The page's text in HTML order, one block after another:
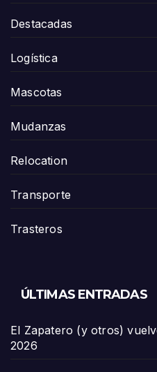
Destacadas
Logística
Mascotas
Mudanzas
Relocation
Transporte
Trasteros
ÚLTIMAS ENTRADAS
El Zapatero (y otros)
2026